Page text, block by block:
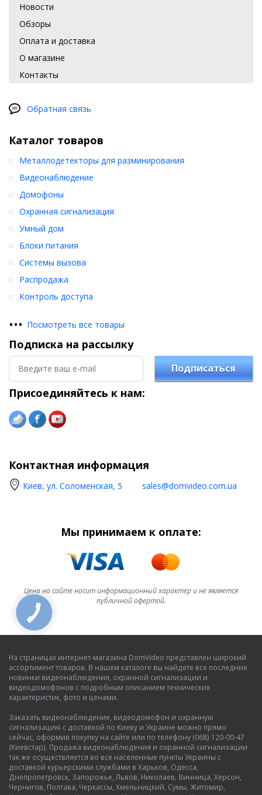
Новости
Обзоры
Оплата и доставка
О магазине
Контакты
Обратная связь
Каталог товаров
Металлодетекторы для разминирования
Видеонаблюдение
Домофоны
Охранная сигнализация
Умный дом
Блоки питания
Системы вызова
Распродажа
Контроль доступа
••• Посмотреть все товары
Подписка на рассылку
Подписаться
Присоединяйтесь к нам:
Контактная информация
Киев, ул. Соломенская, 5 sales@domvideo.com.ua
Мы принимаем к оплате:
Цена на сайте носит информационный характер и не является
публичной офертой.
На страницах интернет-магазина DomVideo представлен широкий
ассортимент товаров. В нашем каталоге вы найдете все последние
новинки видеонаблюдения, охранной сигнализации и
видеодомофонов с подробным описанием технических
характеристик, фото и ценами.
Заказать видеонаблюдение, видеодомофон и охранную
сигнализацию с доставкой по Киеву и Украине можно прямо
сейчас, оформив покупку на сайте или по телефону (068) 120-00-47
(Киевстар). Продажа видеонаблюдения и охранной сигнализации
так же осуществляется во все населенные пункты Украины с
доставкой курьерскими службами в Харьков, Одесса,
Днепропетровск, Запорожье, Львов, Николаев, Винница, Херсон,
Чернигов, Полтава, Черкассы, Хмельницкий, Сумы, Житомир,